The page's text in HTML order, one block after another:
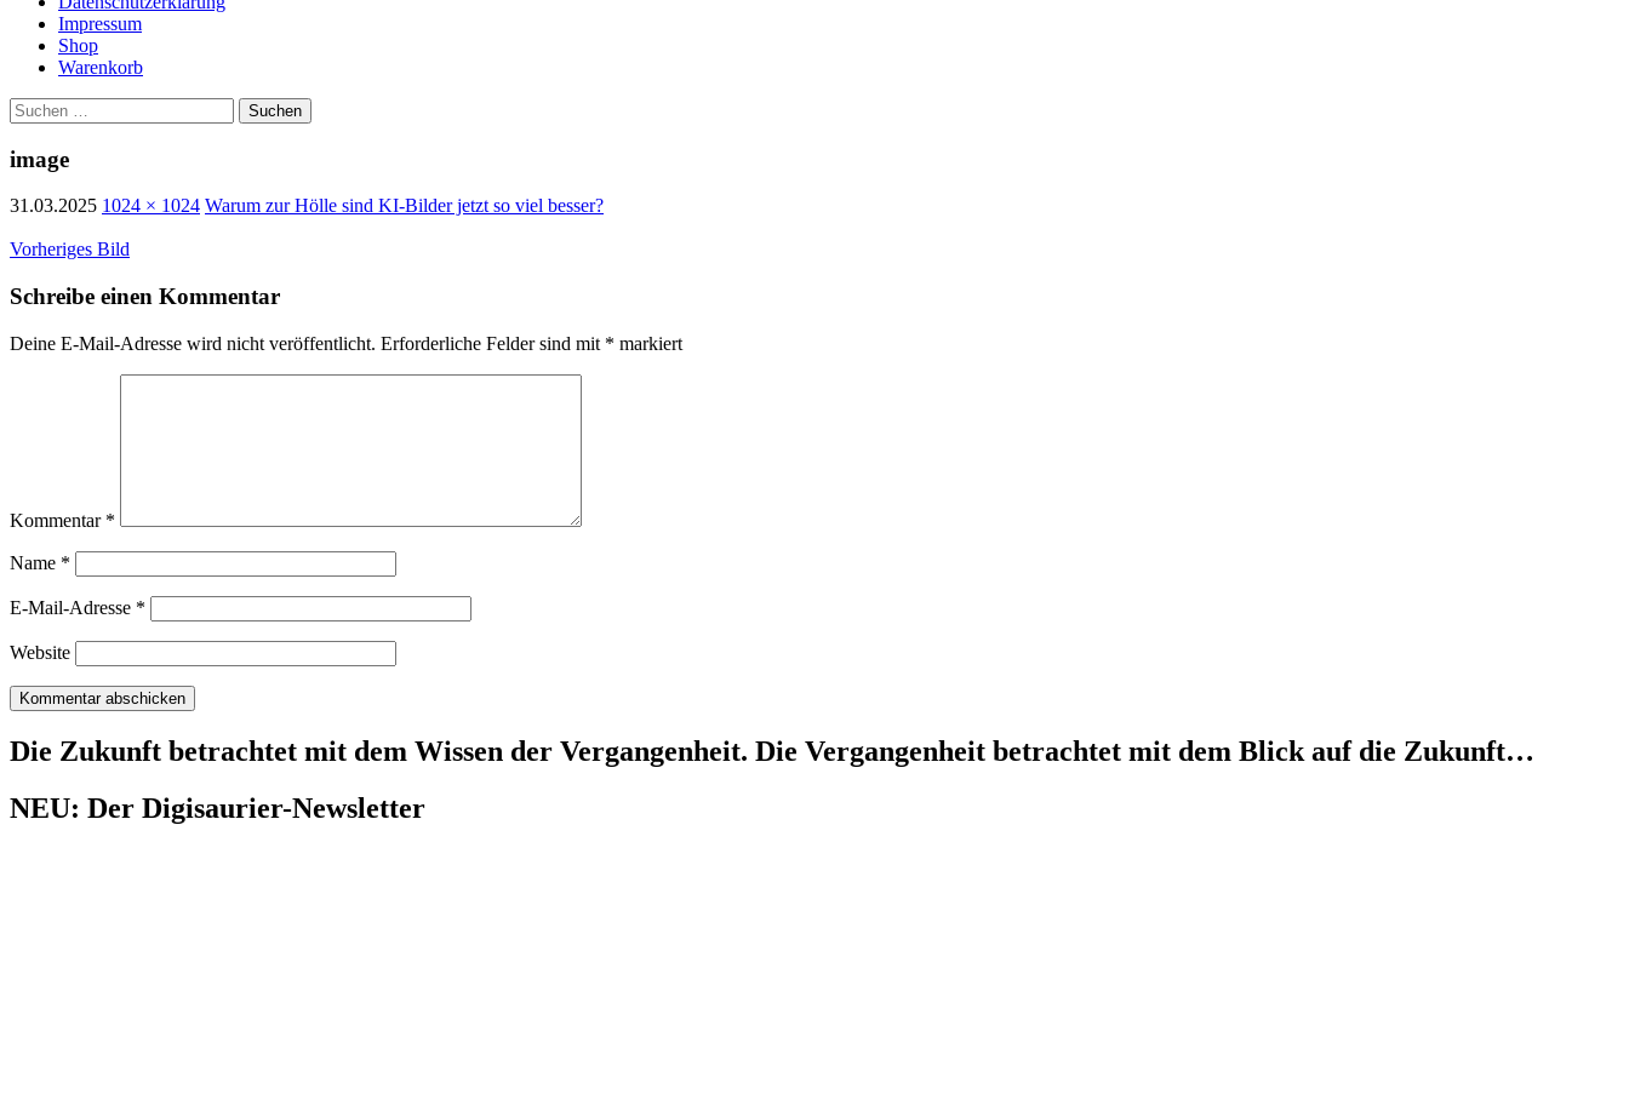
Impressum
Shop
Warenkorb
Suchen
nach:
image
31.03.2025 1024 × 1024 Warum zur Hölle sind KI-Bilder jetzt so viel besser?
Vorheriges Bild
Schreibe einen Kommentar
Deine E-Mail-Adresse wird nicht veröffentlicht. Erforderliche Felder sind mit * markiert
Kommentar *
Name *
E-Mail-Adresse *
Website
Die Zukunft betrachtet mit dem Wissen der Vergangenheit. Die Vergangenheit betrachtet mit dem Blick auf die Zukunft…
NEU: Der Digisaurier-Newsletter